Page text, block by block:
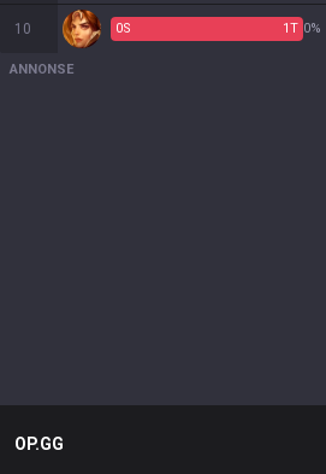
10 0S 1T 0%
ANNONSE
OP.GG